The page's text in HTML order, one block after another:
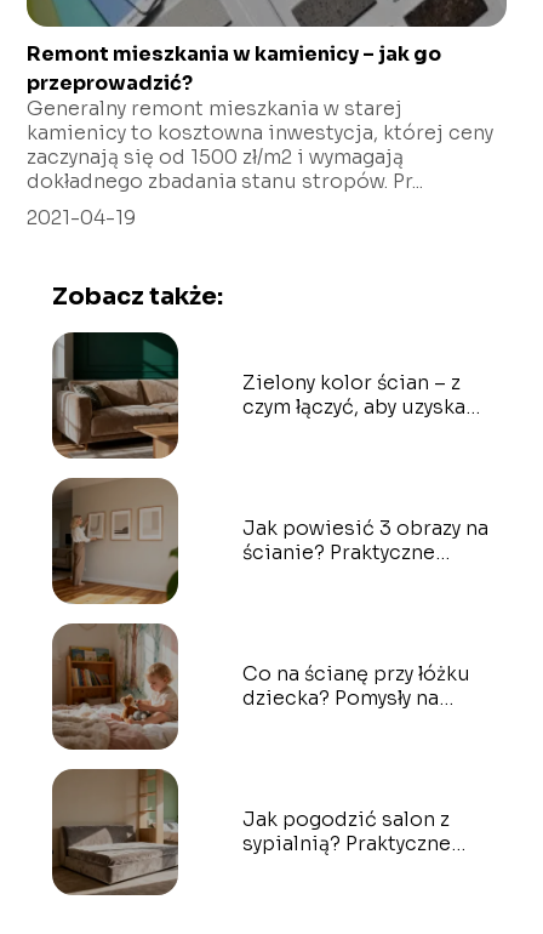
Remont mieszkania w kamienicy – jak go
przeprowadzić?
Generalny remont mieszkania w starej
kamienicy to kosztowna inwestycja, której ceny
zaczynają się od 1500 zł/m2 i wymagają
dokładnego zbadania stanu stropów. Pr...
2021-04-19
Zobacz także:
Zielony kolor ścian – z
czym łączyć, aby uzyskać
Jak powiesić 3 obrazy na
ścianie? Praktyczne
Co na ścianę przy łóżku
dziecka? Pomysły na
Jak pogodzić salon z
sypialnią? Praktyczne